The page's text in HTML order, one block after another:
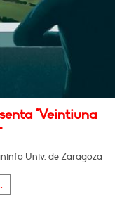
"Veintiuna
Univ. de Zaragoza